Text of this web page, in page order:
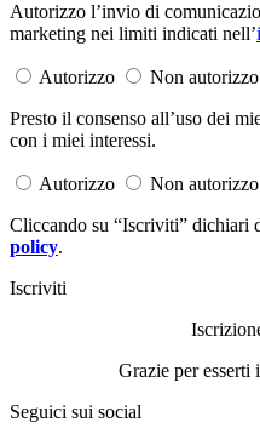
Autorizzo l’invio di
marketing nei limiti indicati nell’
Autorizzo
Non autorizzo
Presto il consenso all’uso dei
con i miei interessi.
Autorizzo
Non autorizzo
Cliccando su “Iscriviti” dichiari
policy.
Iscriviti
Grazie per esserti
Seguici sui social